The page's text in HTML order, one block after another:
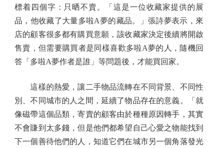
標着四個字：只晒不賣。「這是一位收藏家提供的展
品，他收藏了大量多啦A夢的藏品。」張詩夢表示，來
店的顧客很多都有購買意願，該收藏家決定後續將開啟
售賣，但需要購買者是同樣喜歡多啦A夢的人，隨機回
答「多啦A夢作者是誰」等問題後，才能買回家。
這樣的熱愛，讓二手物品流轉在不同背景、不同性
別、不同城市的人之間，延續了物品存在的意義。「就
像磁帶這個品類，寄賣的顧客由於種種原因轉手，其實
不會賺到太多錢，但是他們都希望自己心愛之物能找到
下一個善待他們的人，知道它們在城市另一個角落發光